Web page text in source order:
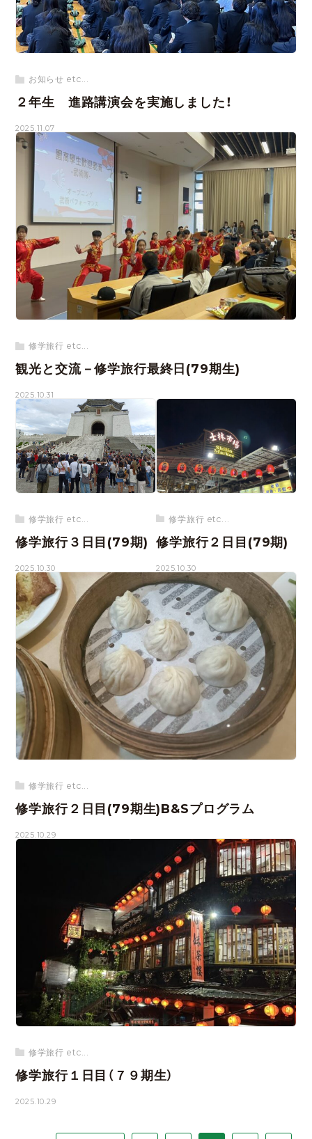
お知らせ etc...
２年生 進路講演会を実施しました！
2025.11.07
修学旅行 etc...
観光と交流－修学旅行最終日(79期生)
2025.10.31
修学旅行 etc...
修学旅行３日目(79期)
2025.10.30
修学旅行 etc...
修学旅行２日目(79期)
2025.10.30
修学旅行 etc...
修学旅行２日目(79期生)B&Sプログラム
2025.10.29
修学旅行 etc...
修学旅行１日目（７９期生）
2025.10.29